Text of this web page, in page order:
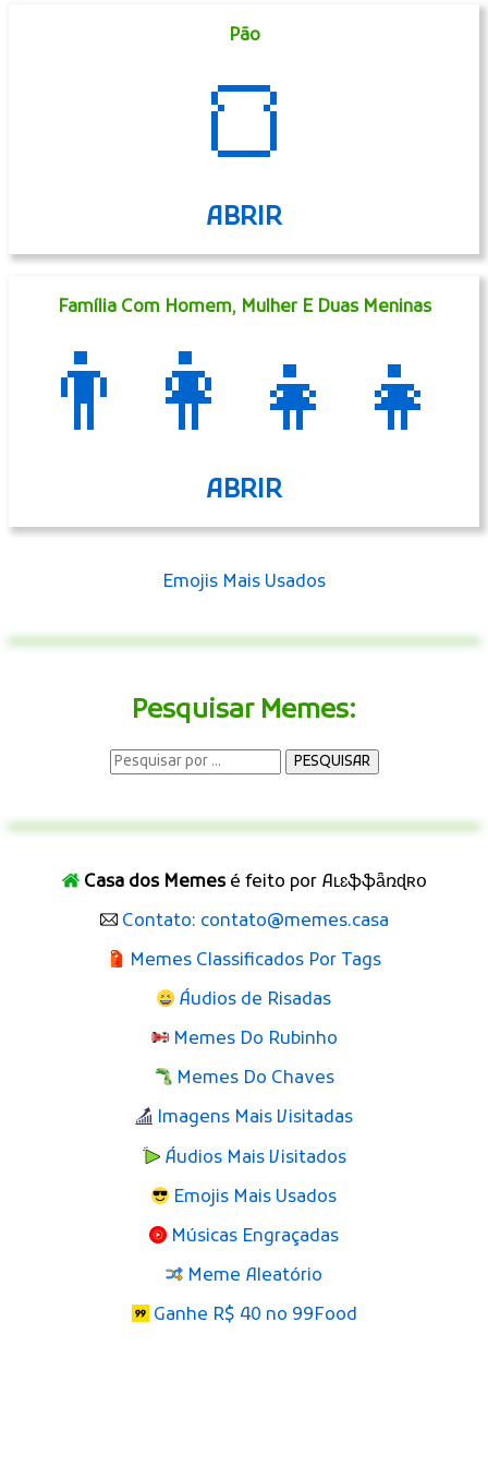
Pão
🍞
ABRIR
Família Com Homem, Mulher E Duas Meninas
👨‍👩‍👧‍👧
ABRIR
Emojis Mais Usados
Pesquisar Memes:
Casa dos Memesé feito por Aʟɛֆֆǟռɖʀօ
Contato: contato@memes.casa
Memes Classificados Por Tags
Áudios de Risadas
Memes Do Rubinho
Memes Do Chaves
Imagens Mais Visitadas
Áudios Mais Visitados
Emojis Mais Usados
Músicas Engraçadas
Meme Aleatório
Ganhe R$ 40 no 99Food